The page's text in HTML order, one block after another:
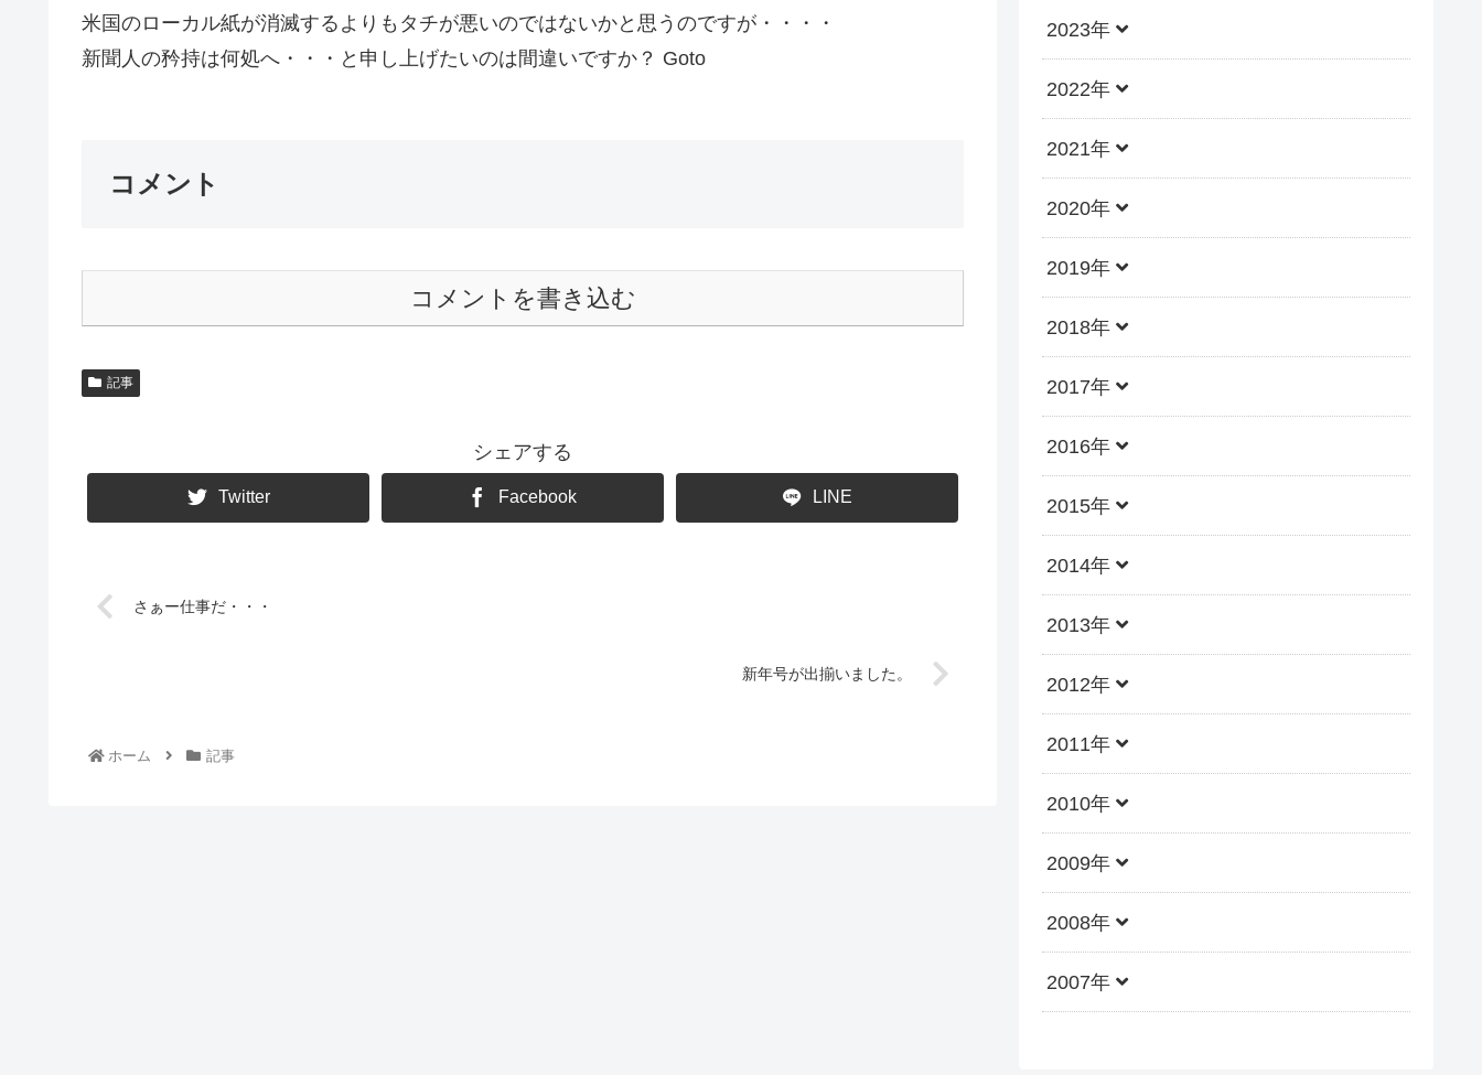
米国のローカル紙が消滅するよりもタチが悪いのではないかと思うのですが・・・・
新聞人の矜持は何処へ・・・と申し上げたいのは間違いですか？ Goto
コメント
コメントを書き込む
記事
シェアする
Twitter Facebook LINE
さぁー仕事だ・・・
新年号が出揃いました。
ホーム 記事
2023年
2022年
2021年
2020年
2019年
2018年
2017年
2016年
2015年
2014年
2013年
2012年
2011年
2010年
2009年
2008年
2007年